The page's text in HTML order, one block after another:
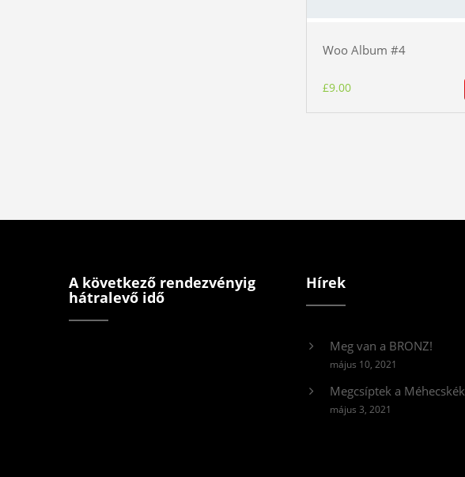
Woo Album #4
£9.00
A következő rendezvényig
hátralevő idő
Hírek
Meg van a BRONZ!
május 10, 2021
Megcsíptek a Méhecskék
május 3, 2021